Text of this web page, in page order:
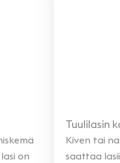
on
Tuulilasin
Kiven tai
saattaa